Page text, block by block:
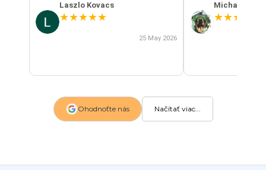
Laszlo Kovacs
★★★★★
25 May 2026
Michal Szabo
★★★
Ohodnoťte nás Načítať viac...